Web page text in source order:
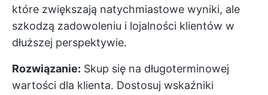
które zwiększają natychmiastowe wyniki, ale
szkodzą zadowoleniu i lojalności klientów w
dłuższej perspektywie.
Rozwiązanie: Skup się na długoterminowej
wartości dla klienta. Dostosuj wskaźniki